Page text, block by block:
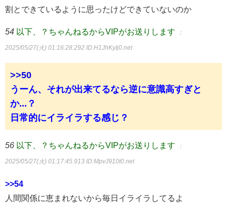
割とできているように思ったけどできていないのか
54 以下、？ちゃんねるからVIPがお送りします ：
2025/05/27(火) 01:16:28.292 ID:H1JhKyIj0.net
>>50
うーん、それが出来てるなら逆に意識高すぎと
か...？
日常的にイライラする感じ？
56 以下、？ちゃんねるからVIPがお送りします ：
2025/05/27(火) 01:17:45.913 ID:MpvJ910t0.net
>>54
人間関係に恵まれないから毎日イライラしてるよ